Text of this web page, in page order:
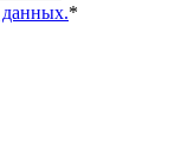
данных.*